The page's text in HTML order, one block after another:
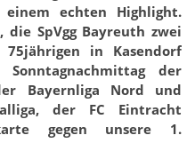
echten Highlight.
die SpVgg Bayreuth zwei
in Kasendorf
der
Bayernliga Nord und
der FC Eintracht
gegen unsere 1.